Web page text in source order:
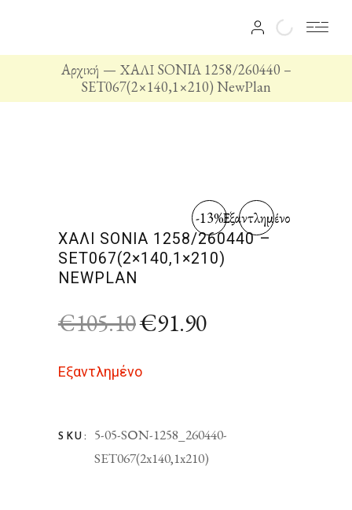
Αρχική
ΧΑΛΙ SONIA 1258/260440 –
SET067(2×140,1×210) NewPlan
-13%Εξαντλημένο
ΧΑΛΙ SONIA 1258/260440 –
SET067(2×140,1×210)
NEWPLAN
€105.10€91.90
Εξαντλημένο
SKU:
5-05-SΟΝ-1258_260440-
SET067(2x140,1x210)